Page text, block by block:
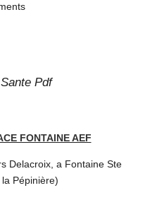
Pdf
FONTAINE AEF
Delacroix, a Fontaine Ste
Pépinière)